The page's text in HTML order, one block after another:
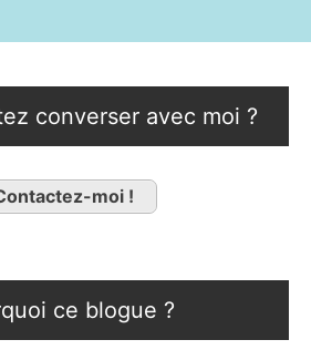
converser avec moi ?
moi !
ce blogue ?